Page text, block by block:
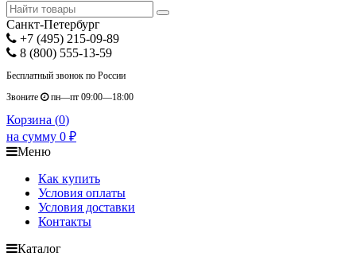
Санкт-Петербург
+7 (495) 215-09-89
8 (800) 555-13-59
Бесплатный звонок по России
Звоните
пн—пт 09:00—18:00
Корзина (0)
на сумму 0 ₽
Меню
Как купить
Условия оплаты
Условия доставки
Контакты
Каталог